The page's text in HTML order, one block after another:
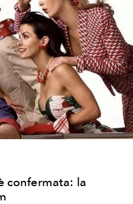
confermata: la